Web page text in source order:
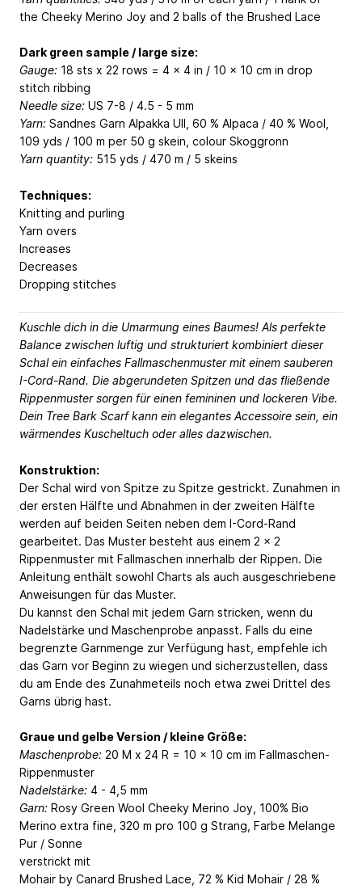
the Cheeky Merino Joy and 2 balls of the Brushed Lace
Dark green sample / large size:
Gauge: 18 sts x 22 rows = 4 x 4 in / 10 x 10 cm in drop
stitch ribbing
Needle size: US 7-8 / 4.5 - 5 mm
Yarn: Sandnes Garn Alpakka Ull, 60 % Alpaca / 40 % Wool,
109 yds / 100 m per 50 g skein, colour Skoggronn
Yarn quantity: 515 yds / 470 m / 5 skeins
Techniques:
Knitting and purling
Yarn overs
Increases
Decreases
Dropping stitches
Kuschle dich in die Umarmung eines Baumes! Als perfekte
Balance zwischen luftig und strukturiert kombiniert dieser
Schal ein einfaches Fallmaschenmuster mit einem sauberen
I-Cord-Rand. Die abgerundeten Spitzen und das fließende
Rippenmuster sorgen für einen femininen und lockeren Vibe.
Dein Tree Bark Scarf kann ein elegantes Accessoire sein, ein
wärmendes Kuscheltuch oder alles dazwischen.
Konstruktion:
Der Schal wird von Spitze zu Spitze gestrickt. Zunahmen in
der ersten Hälfte und Abnahmen in der zweiten Hälfte
werden auf beiden Seiten neben dem I-Cord-Rand
gearbeitet. Das Muster besteht aus einem 2 x 2
Rippenmuster mit Fallmaschen innerhalb der Rippen. Die
Anleitung enthält sowohl Charts als auch ausgeschriebene
Anweisungen für das Muster.
Du kannst den Schal mit jedem Garn stricken, wenn du
Nadelstärke und Maschenprobe anpasst. Falls du eine
begrenzte Garnmenge zur Verfügung hast, empfehle ich
das Garn vor Beginn zu wiegen und sicherzustellen, dass
du am Ende des Zunahmeteils noch etwa zwei Drittel des
Garns übrig hast.
Graue und gelbe Version / kleine Größe:
Maschenprobe: 20 M x 24 R = 10 x 10 cm im Fallmaschen-
Rippenmuster
Nadelstärke: 4 - 4,5 mm
Garn: Rosy Green Wool Cheeky Merino Joy, 100% Bio
Merino extra fine, 320 m pro 100 g Strang, Farbe Melange
Pur / Sonne
verstrickt mit
Mohair by Canard Brushed Lace, 72 % Kid Mohair / 28 %